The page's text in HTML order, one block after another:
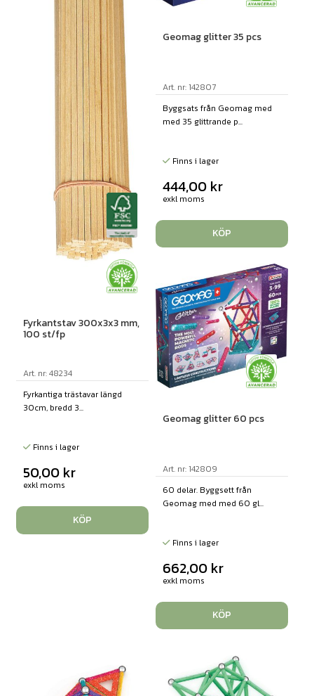
Fyrkantstav 300x3x3 mm,
100 st/fp
Art. nr: 48234
Fyrkantiga trästavar längd
30cm, bredd 3...
Finns i lager
50,00 kr
exkl moms
KÖP
Geomag glitter 35 pcs
Art. nr: 142807
Byggsats från Geomag med
med 35 glittrande p...
Finns i lager
444,00 kr
exkl moms
KÖP
Geomag glitter 60 pcs
Art. nr: 142809
60 delar. Byggsett från
Geomag med med 60 gl...
Finns i lager
662,00 kr
exkl moms
KÖP